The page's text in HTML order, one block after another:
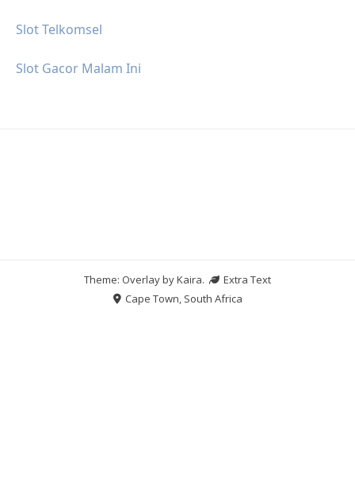
Slot Telkomsel
Slot Gacor Malam Ini
Theme: Overlay byKaira.
Extra Text
Cape Town, South Africa